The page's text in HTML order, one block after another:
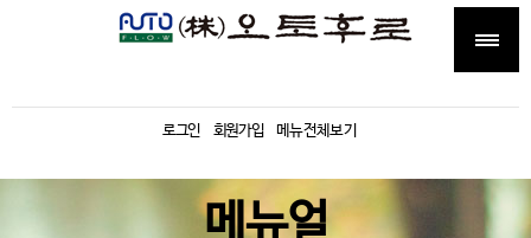
로그인 회원가입 메뉴전체보기
메뉴얼